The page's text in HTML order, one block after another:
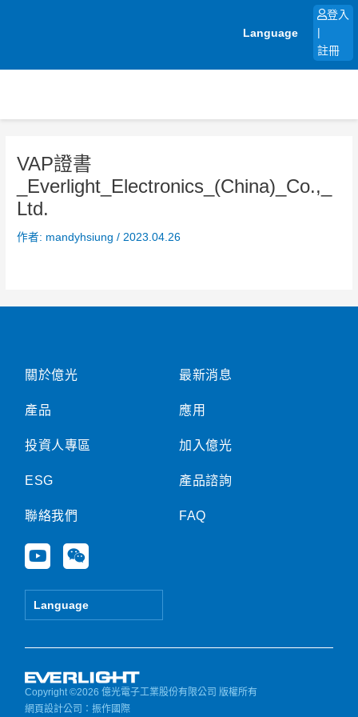
Language
登入
註冊
VAP證書
_Everlight_Electronics_(China)_Co.,_
Ltd.
作者: mandyhsiung/ 2023.04.26
關於億光
產品
投資人專區
ESG
聯絡我們
Y
o
u
e
W
e
i
Language
最新消息
應用
加入億光
產品諮詢
FAQ
Copyright ©2026 億光電子工業股份有限公司 版權所有
網頁設計公司 ：振作國際